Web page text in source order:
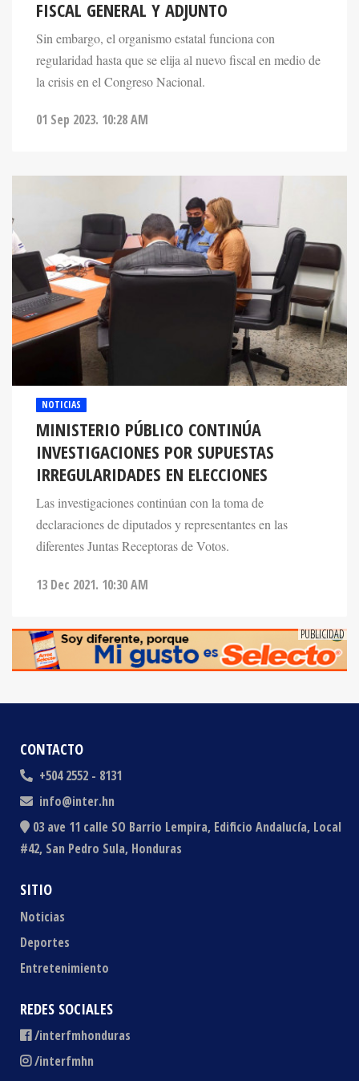
Sin embargo, el organismo estatal funciona con
regularidad hasta que se elija al nuevo fiscal en medio de
la crisis en el Congreso Nacional.
MINISTERIO PÚBLICO CONTINÚA
INVESTIGACIONES POR SUPUESTAS
IRREGULARIDADES EN ELECCIONES
Las investigaciones continúan con la toma de
declaraciones de diputados y representantes en las
diferentes Juntas Receptoras de Votos.
CONTACTO
+504 2552 - 8131
info@inter.hn
03 ave 11 calle SO Barrio Lempira, Edificio Andalucía, Local
#42, San Pedro Sula, Honduras
SITIO
Noticias
Deportes
Entretenimiento
REDES SOCIALES
/interfmhonduras
/interfmhn